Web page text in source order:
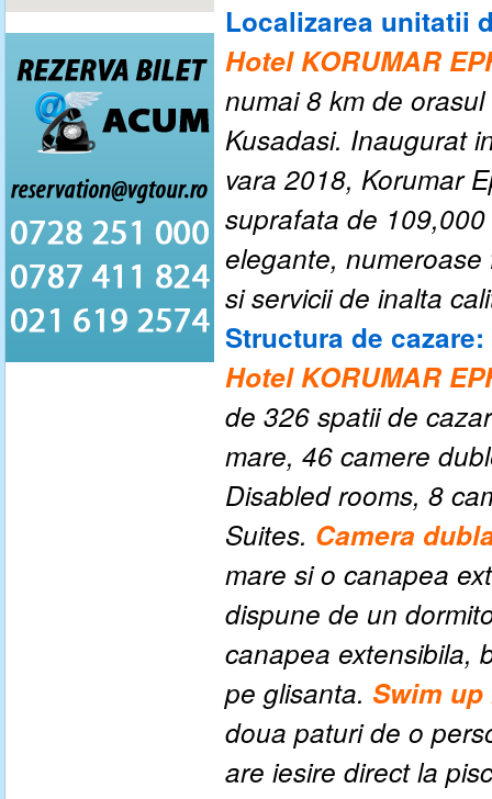
Localizarea unitatii
Hotel KORUMAR
numai 8 km de
Kusadasi. Inaugurat
vara 2018, Korumar
suprafata de
elegante, numeroase
si servicii de inalta
Structura de cazare:
Hotel KORUMAR
de 326 spatii de
mare, 46 camere
Disabled rooms, 8
Suites. Camera
mare si o canapea
dispune de un
canapea extensibila,
pe glisanta. Swim
doua paturi de o
are iesire direct la